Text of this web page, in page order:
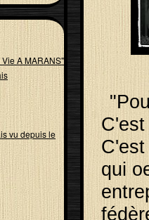
A MARANS"
vu depuis le
qui